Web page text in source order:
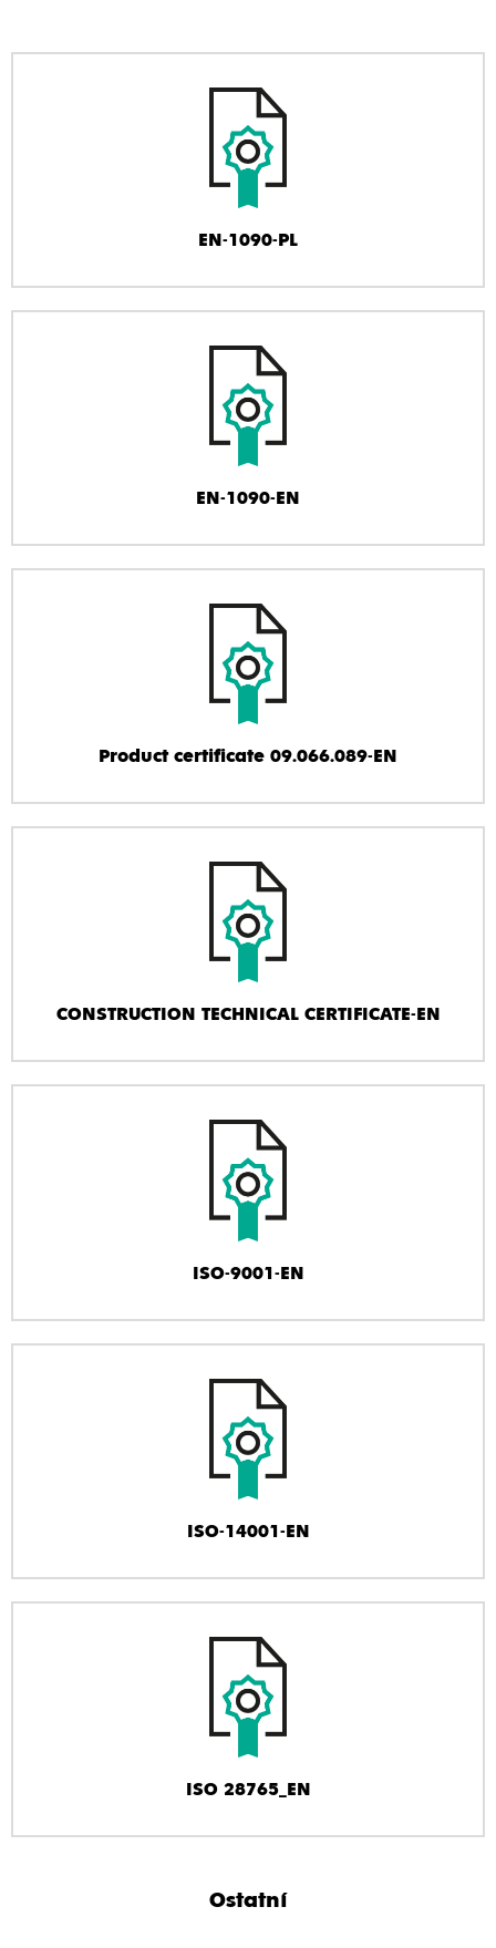
EN-1090-PL
EN-1090-EN
Product certificate 09.066.089-EN
CONSTRUCTION TECHNICAL CERTIFICATE-EN
ISO-9001-EN
ISO-14001-EN
ISO 28765_EN
Ostatní